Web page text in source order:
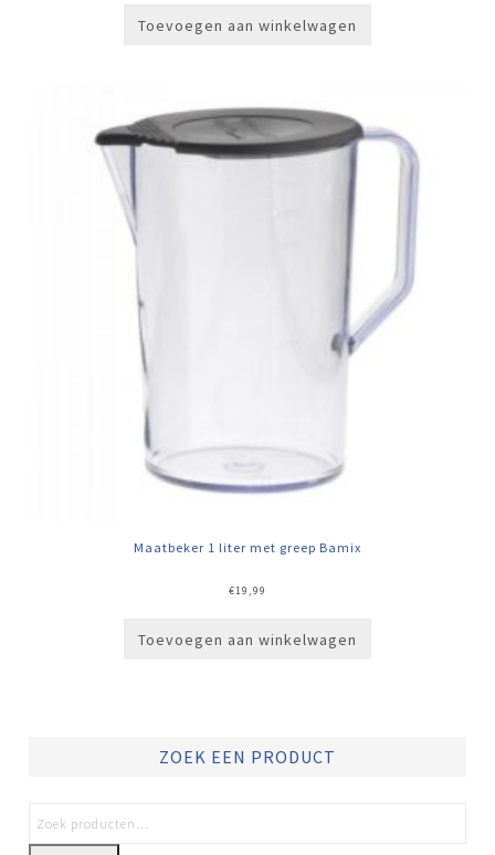
Toevoegen aan winkelwagen
Maatbeker 1 liter met greep Bamix
€19,99
Toevoegen aan winkelwagen
ZOEK EEN PRODUCT